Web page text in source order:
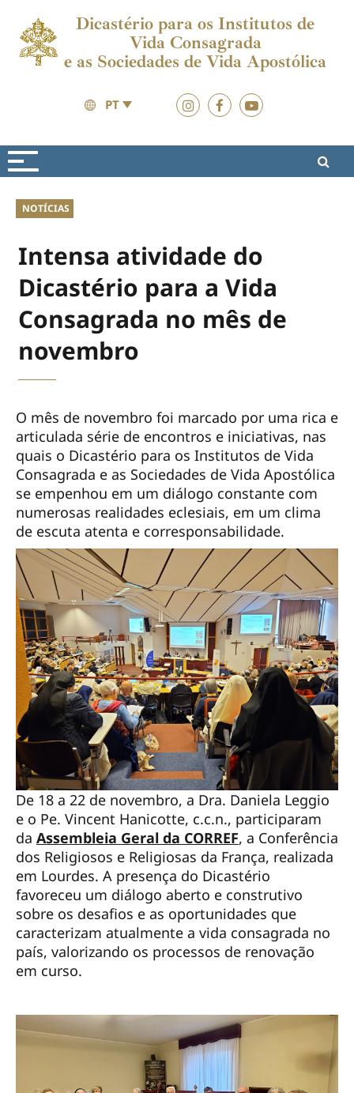
Dicastério para os Institutos de
Vida Consagrada
e as Sociedades de Vida Apostólica
PT
Actualidades
NOTÍCIAS
Intensa atividade do
Dicastério para a Vida
Consagrada no mês de
novembro
O mês de novembro foi marcado por uma rica e
articulada série de encontros e iniciativas, nas
quais o Dicastério para os Institutos de Vida
Consagrada e as Sociedades de Vida Apostólica
se empenhou em um diálogo constante com
numerosas realidades eclesiais, em um clima
de escuta atenta e corresponsabilidade.
De 18 a 22 de novembro, a Dra. Daniela Leggio
e o Pe. Vincent Hanicotte, c.c.n., participaram
da Assembleia Geral da CORREF, a Conferência
dos Religiosos e Religiosas da França, realizada
em Lourdes. A presença do Dicastério
favoreceu um diálogo aberto e construtivo
sobre os desafios e as oportunidades que
caracterizam atualmente a vida consagrada no
país, valorizando os processos de renovação
em curso.